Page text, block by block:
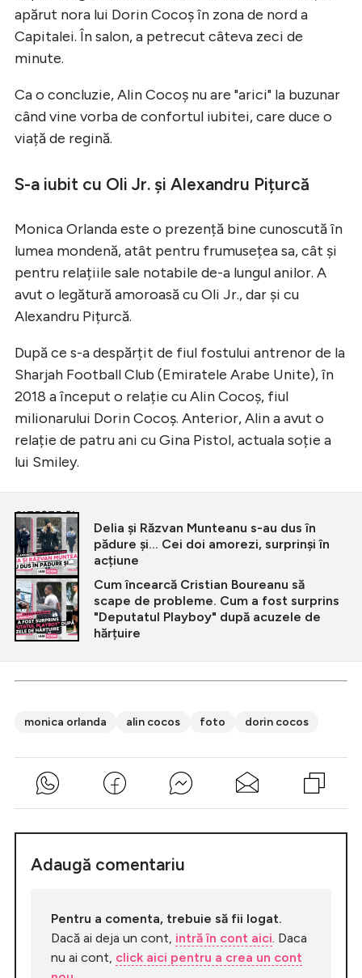
apărut nora lui Dorin Cocoș în zona de nord a
Capitalei. În salon, a petrecut câteva zeci de
minute.
Ca o concluzie, Alin Cocoș nu are "arici" la buzunar
când vine vorba de confortul iubitei, care duce o
viață de regină.
S-a iubit cu Oli Jr. și Alexandru Pițurcă
Monica Orlanda este o prezență bine cunoscută în
lumea mondenă, atât pentru frumusețea sa, cât și
pentru relațiile sale notabile de-a lungul anilor. A
avut o legătură amoroasă cu Oli Jr., dar și cu
Alexandru Pițurcă.
După ce s-a despărțit de fiul fostului antrenor de la
Sharjah Football Club (Emiratele Arabe Unite), în
2018 a început o relație cu Alin Cocoș, fiul
milionarului Dorin Cocoș. Anterior, Alin a avut o
relație de patru ani cu Gina Pistol, actuala soție a
lui Smiley.
CITEȘTE ȘI
Delia și Răzvan Munteanu s-au dus în
pădure și... Cei doi amorezi, surprinși în
acțiune
Cum încearcă Cristian Boureanu să
scape de probleme. Cum a fost surprins
"Deputatul Playboy" după acuzele de
hărțuire
monica orlanda alin cocos foto dorin cocos
Adaugă comentariu
Pentru a comenta, trebuie să fii logat.
Dacă ai deja un cont, intră în cont aici. Daca
nu ai cont, click aici pentru a crea un cont